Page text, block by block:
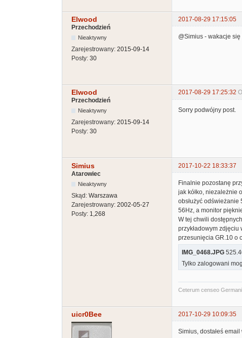
Elwood
2017-08-29 17:15:05
Przechodzień
Nieaktywny
Zarejestrowany: 2015-09-14
Posty: 30
@Simius - wakacje
Elwood 2017-08-29 17:25:32
Przechodzień
Nieaktywny
Zarejestrowany: 2015-09-14
Posty: 30
Sorry podwójny post.
Simius
2017-10-22 18:33:37
Atarowiec
Nieaktywny
Skąd: Warszawa
Zarejestrowany: 2002-05-27
Posty: 1,268
Finalnie pozostanę
jak kółko, niezależnie
obsłużyć
56Hz, a monitor
W tej chwili
przykładowym zdjęciu
przesunięcia GR.10 o
IMG_0468.JPG
Tylko zalogowani
Ceterum censeo
uicr0Bee 2017-10-29 10:09:35
Simius, dostałeś